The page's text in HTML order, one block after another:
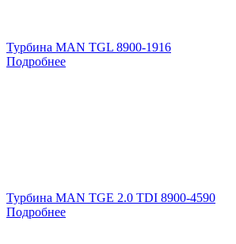
Турбина MAN TGL 8900-1916
Подробнее
Турбина MAN TGE 2.0 TDI 8900-4590
Подробнее